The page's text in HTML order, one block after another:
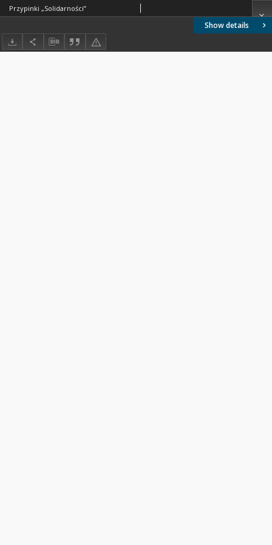
Show details
Przypinki „Solidarności”